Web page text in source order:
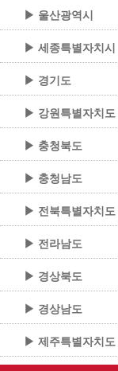
▶ 울산광역시
▶ 세종특별자치시
▶ 경기도
▶ 강원특별자치도
▶ 충청북도
▶ 충청남도
▶ 전북특별자치도
▶ 전라남도
▶ 경상북도
▶ 경상남도
▶ 제주특별자치도